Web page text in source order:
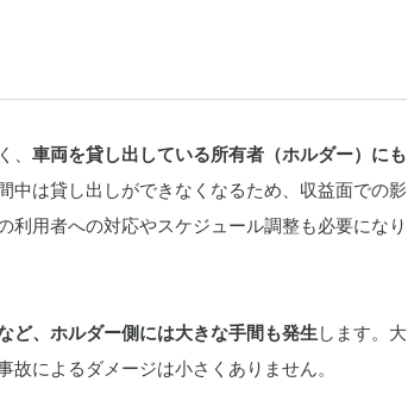
、 車両を貸し出している所有者（ホルダー）にも
中は貸し出しができなくなるため、収益面での影
利用者への対応やスケジュール調整も必要になり
ど、ホルダー側には大きな手間も発生 します。大
によるダメージは小さくありません。